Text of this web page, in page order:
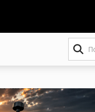
Пошук